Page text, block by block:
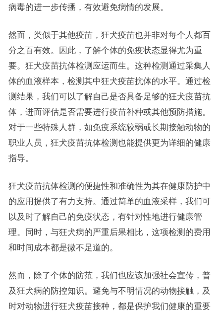
病毒的进一步传播，有效避免病情的发展。
然而，类似于其他疫苗，狂犬疫苗也并非对每个人都百
分之百有效。因此，了解个体的免疫状态显得尤为重
要。狂犬疫苗抗体检测应运而生。这种检测通过采集人
体的血液样本，检测其中狂犬疫苗抗体的水平。通过检
测结果，我们可以了解自己是否具备足够的狂犬疫苗抗
体，进而评估是否需要进行疫苗补种或其他预防措施。
对于一些特殊人群，如免疫系统较弱或长期接触动物的
职业人员，狂犬疫苗抗体检测也能提供更为详细的健康
指导。
狂犬疫苗抗体检测的便捷性和准确性为其在健康防护中
的应用提供了有力支持。通过简单的血液采样，我们可
以及时了解自己的免疫状态，有针对性地进行健康管
理。同时，与狂犬病的严重后果相比，这项检测的费用
和时间成本都是微不足道的。
然而，除了个体的防范，我们也应该加强社会宣传，普
及狂犬病的防控知识。避免与不明情况的动物接触，及
时对动物进行狂犬疫苗接种，都是保护我们健康的重要